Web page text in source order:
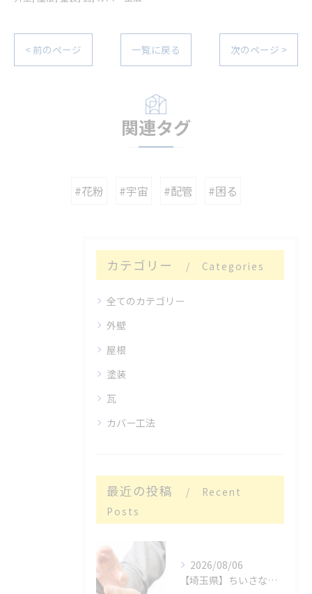
< 前のページ 一覧に戻る 次のページ >
関連タグ
#花粉 #宇宙 #配管 #困る
カテゴリー Categories
全てのカテゴリー
外壁
屋根
塗装
瓦
カバー工法
最近の投稿
Recent
Posts
2026/08/06
【埼玉県】ちいさな親切